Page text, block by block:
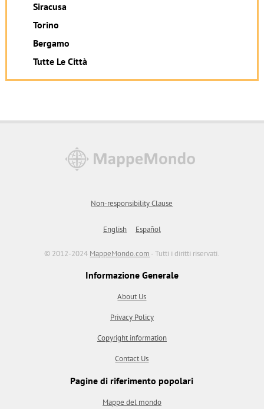
Siracusa
Torino
Bergamo
Tutte Le Città
Non-responsibility Clause
English Español
© 2012-2024 MappeMondo.com - Tutti i diritti riservati.
Informazione Generale
About Us
Privacy Policy
Copyright information
Contact Us
Pagine di riferimento popolari
Mappe del mondo